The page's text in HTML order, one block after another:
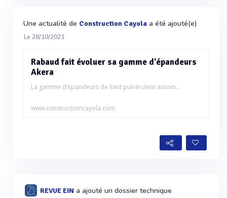
Une actualité de Construction Cayola a été ajouté(e)
Le 28/10/2021
Rabaud fait évoluer sa gamme d'épandeurs
Akera
La gamme d’épandeurs de liant pulvérulent autom...
www.constructioncayola.com
REVUE EIN a ajouté un dossier technique